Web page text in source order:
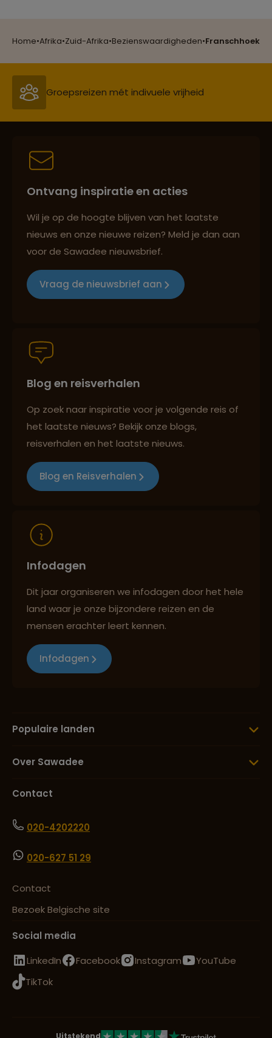
Home•Afrika•Zuid-Afrika•Bezienswaardigheden•Franschhoek
Lees meer over Graskop
Lees meer over Johannesburg
Hoop
Lees meer over Mpumalanga
Lees meer over Oudtshoorn
Lees meer over Pretoria
Lees meer over Robbeneiland
Lees meer over Sani Pass
Lees meer over Tafelberg
Persoonlijk en deskundig reisadvies
Best beoordeelde reisroutes
Groepsreizen mét indivuele vrijheid
Best beoordeelde reisroutes
Reizen met oog voor mens, cultuur en milieu
Ontvang inspiratie en acties
Wil je op de hoogte blijven van het laatste
nieuws en onze nieuwe reizen? Meld je dan aan
voor de Sawadee nieuwsbrief.
Vraag de nieuwsbrief aan
Blog en reisverhalen
Op zoek naar inspiratie voor je volgende reis of
het laatste nieuws? Bekijk onze blogs,
reisverhalen en het laatste nieuws.
Blog en Reisverhalen
Infodagen
Dit jaar organiseren we infodagen door het hele
land waar je onze bijzondere reizen en de
mensen erachter leert kennen.
Infodagen
Populaire landen
Over Sawadee
Contact
020-4202220
020-627 51 29
Contact
Bezoek Belgische site
Social media
LinkedIn
Facebook Instagram
YouTube
TikTok